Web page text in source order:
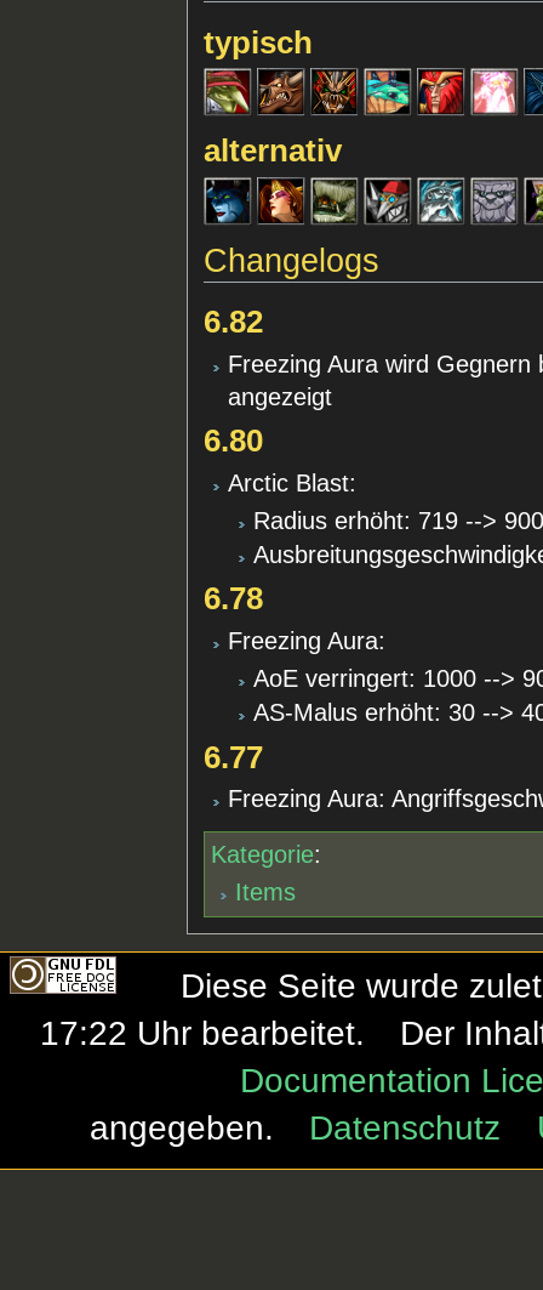
typisch
alternativ
Changelogs
6.82
Freezing Aura wird
angezeigt
6.80
Arctic Blast:
Radius erhöht: 719 --> 900
6.78
Freezing Aura:
AoE verringert: 1000 -->
AS-Malus erhöht: 30 -->
6.77
Freezing Aura:
Kategorie:
Items
Diese Seite wurde
17:22 Uhr bearbeitet.
Der
Documentation
angegeben.
Datenschutz